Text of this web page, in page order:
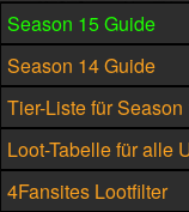
Season 15 Guide
Season 14 Guide
Tier-Liste für Season
Loot-Tabelle für alle
4Fansites Lootfilter